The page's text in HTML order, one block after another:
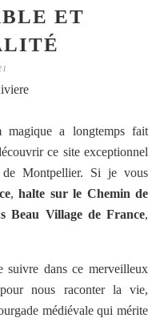
ET
magique a longtemps fait
ce site exceptionnel
de Montpellier. Si je vous
,halte sur le Chemin de
Beau Village de France,
dans ce merveilleux
nous raconter la vie,
médiévale qui mérite